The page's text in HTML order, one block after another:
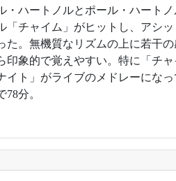
・ハートノルとポール・ハート
「チャイム」がヒットし、アシ
た。無機質なリズムの上に若干
印象的で覚えやすい。特に「チ
イト」がライブのメドレーにな
分。